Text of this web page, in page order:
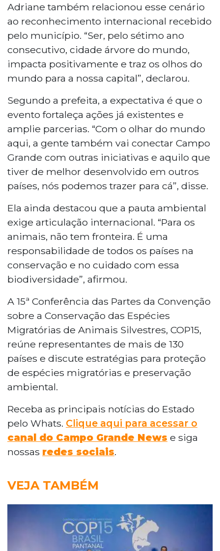
Adriane também relacionou esse cenário
ao reconhecimento internacional recebido
pelo município. “Ser, pelo sétimo ano
consecutivo, cidade árvore do mundo,
impacta positivamente e traz os olhos do
mundo para a nossa capital”, declarou.
Segundo a prefeita, a expectativa é que o
evento fortaleça ações já existentes e
amplie parcerias. “Com o olhar do mundo
aqui, a gente também vai conectar Campo
Grande com outras iniciativas e aquilo que
tiver de melhor desenvolvido em outros
países, nós podemos trazer para cá”, disse.
Ela ainda destacou que a pauta ambiental
exige articulação internacional. “Para os
animais, não tem fronteira. É uma
responsabilidade de todos os países na
conservação e no cuidado com essa
biodiversidade”, afirmou.
A 15ª Conferência das Partes da Convenção
sobre a Conservação das Espécies
Migratórias de Animais Silvestres, COP15,
reúne representantes de mais de 130
países e discute estratégias para proteção
de espécies migratórias e preservação
ambiental.
Receba as principais notícias do Estado
pelo Whats. Clique aqui para acessar o
canal do Campo Grande News e siga
nossas redes sociais.
VEJA TAMBÉM